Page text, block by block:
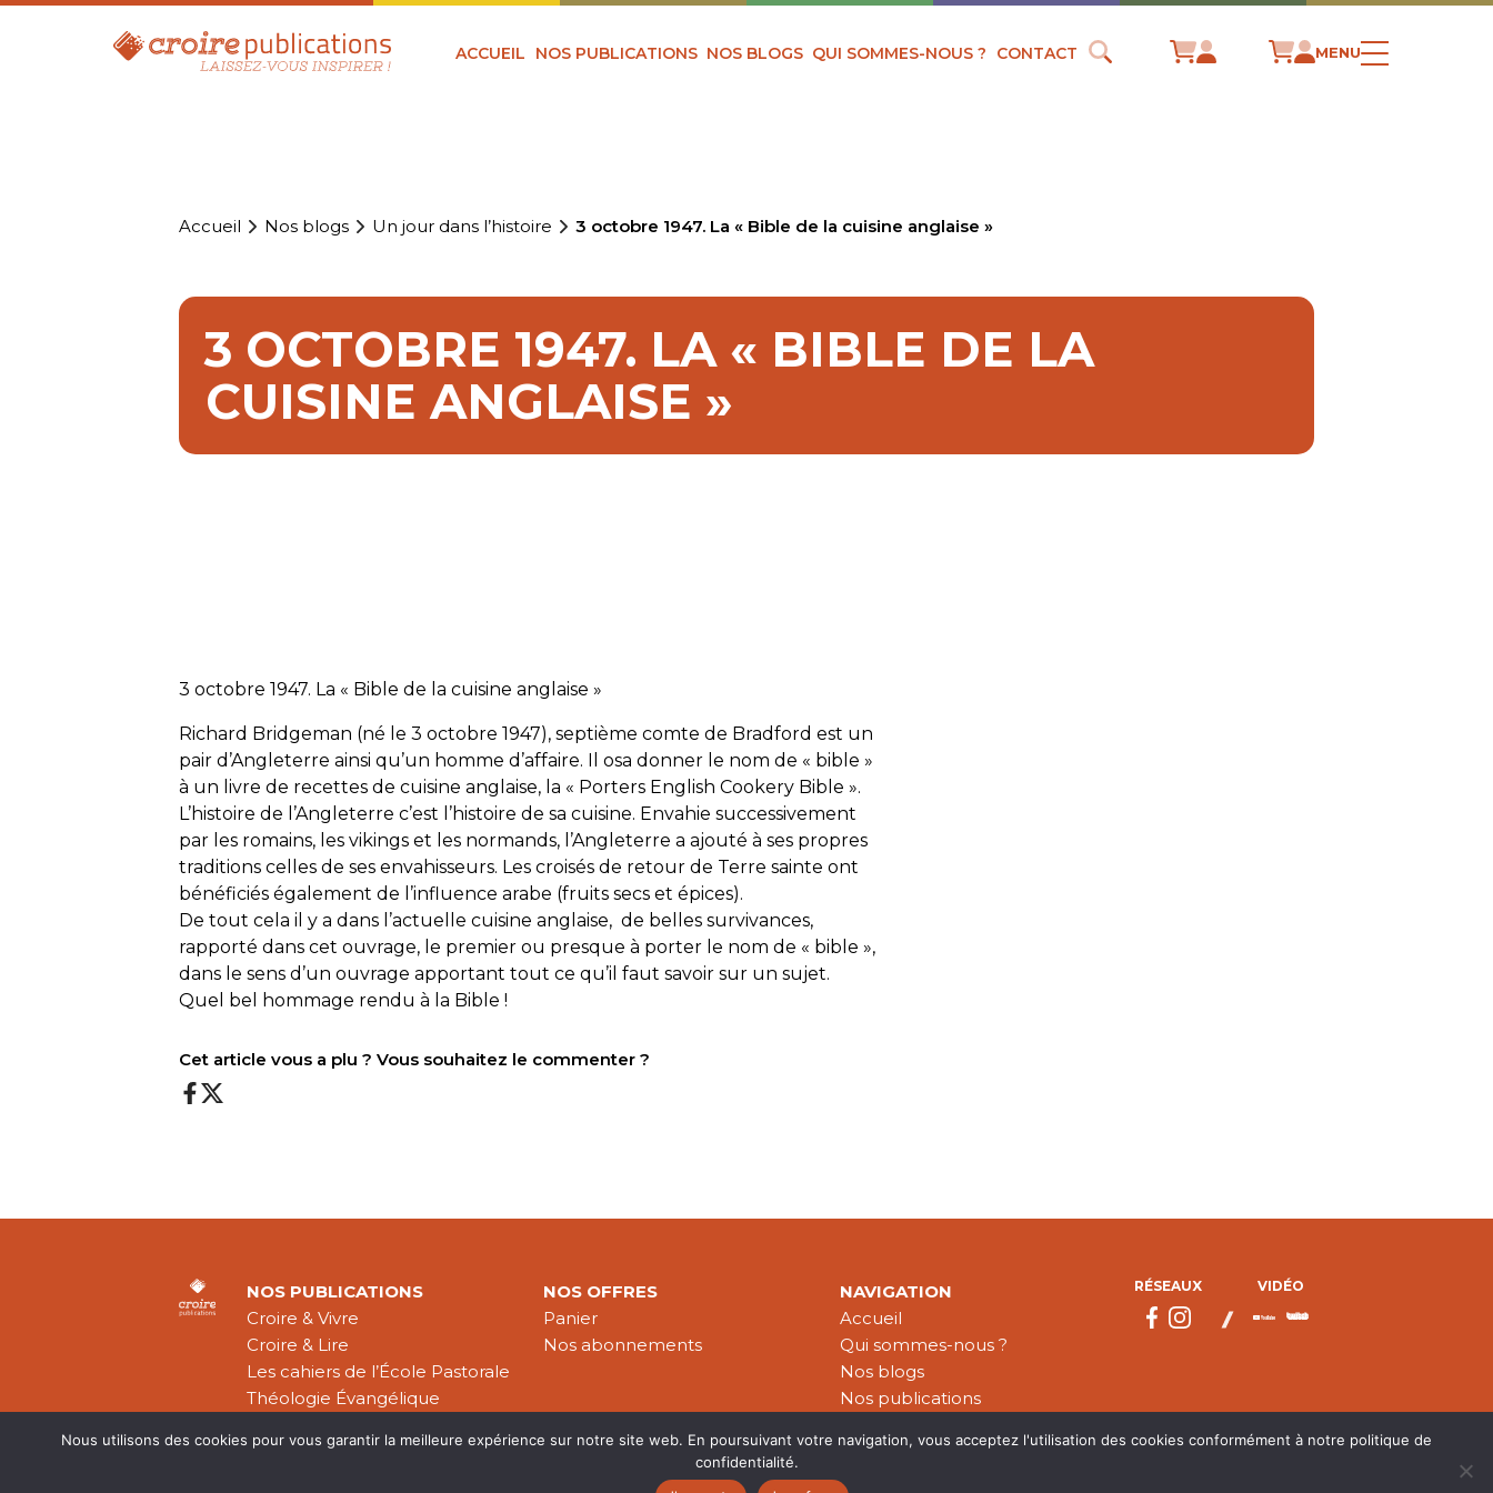
ACCUEIL NOS PUBLICATIONS NOS BLOGS QUI SOMMES-NOUS ? CONTACT MENU
Accueil Nos blogs Un jour dans l’histoire 3 octobre 1947. La « Bible de la cuisine anglaise »
3 OCTOBRE 1947. LA « BIBLE DE LA
CUISINE ANGLAISE »
3 octobre 1947. La « Bible de la cuisine anglaise »
Richard Bridgeman (né le 3 octobre 1947), septième comte de Bradford est un
pair d’Angleterre ainsi qu’un homme d’affaire. Il osa donner le nom de « bible »
à un livre de recettes de cuisine anglaise, la « Porters English Cookery Bible ».
L’histoire de l’Angleterre c’est l’histoire de sa cuisine. Envahie successivement
par les romains, les vikings et les normands, l’Angleterre a ajouté à ses propres
traditions celles de ses envahisseurs. Les croisés de retour de Terre sainte ont
bénéficiés également de l’influence arabe (fruits secs et épices).
De tout cela il y a dans l’actuelle cuisine anglaise, de belles survivances,
rapporté dans cet ouvrage, le premier ou presque à porter le nom de « bible »,
dans le sens d’un ouvrage apportant tout ce qu’il faut savoir sur un sujet.
Quel bel hommage rendu à la Bible !
Cet article vous a plu ? Vous souhaitez le commenter ?
NOS PUBLICATIONS
Croire & Vivre
Croire & Lire
Les cahiers de l’École Pastorale
Théologie Évangélique
NOS OFFRES
Panier
Nos abonnements
NAVIGATION
Accueil
Qui sommes-nous ?
Nos blogs
Nos publications
RÉSEAUX VIDÉO
Nous utilisons des cookies pour vous garantir la meilleure expérience sur notre site web. En poursuivant votre navigation, vous acceptez l'utilisation des cookies conformément à notre politique de
confidentialité.